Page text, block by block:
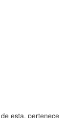
esta, pertenece